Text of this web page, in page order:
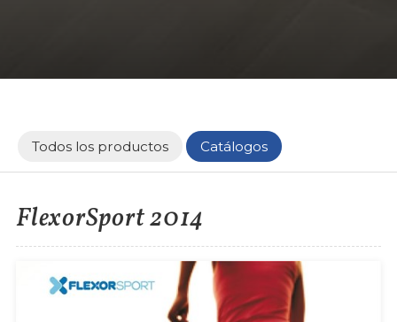
Todos los productos Catálogos
FlexorSport 2014